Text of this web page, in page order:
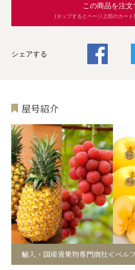
この商品を注文
(タップするとページ上部のカート
シェアする
屋号紹介
輸入・国産青果物専門商社≪ベル